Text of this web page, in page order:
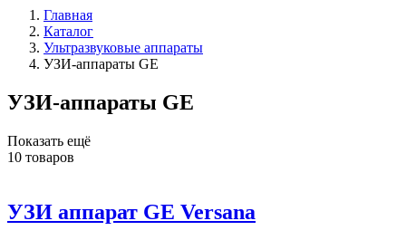
Главная
Каталог
Ультразвуковые аппараты
УЗИ-аппараты GE
УЗИ-аппараты GE
Показать ещё
10 товаров
УЗИ аппарат GE Versana